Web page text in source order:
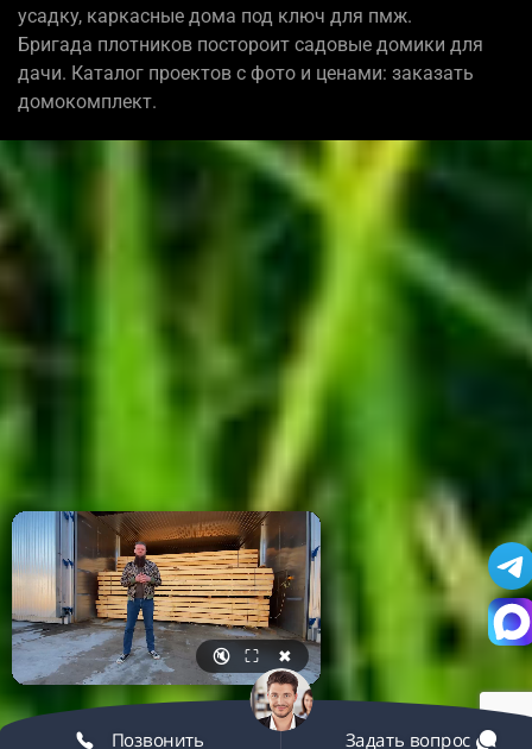
усадку, каркасные дома под ключ для пмж.
Бригада плотников постороит садовые домики для
дачи. Каталог проектов с фото и ценами: заказать
домокомплект.
🔇 ⛶ ✖
Позвонить Задать вопрос